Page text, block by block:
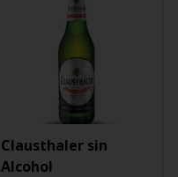
Clausthaler sin
Alcohol